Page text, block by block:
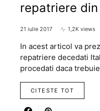
repatriere
21 iulie 2017 1,2K views
In acest articol va
repatriere decedati
procedati daca
CITESTE TOT